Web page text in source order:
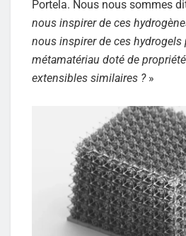
Portela. Nous nous sommes
nous inspirer de ces
nous inspirer de ces hydrogels
métamatériau doté de
extensibles similaires ?»